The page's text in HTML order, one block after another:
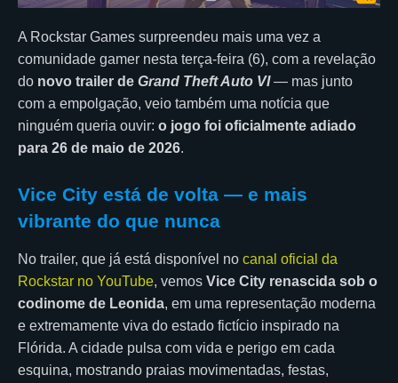
A Rockstar Games surpreendeu mais uma vez a
comunidade gamer nesta terça-feira (6), com a revelação
do novo trailer de Grand Theft Auto VI— mas junto
com a empolgação, veio também uma notícia que
ninguém queria ouvir: o jogo foi oficialmente adiado
para 26 de maio de 2026.
Vice City está de volta — e mais
vibrante do que nunca
No trailer, que já está disponível no canal oficial da
Rockstar no YouTube, vemos Vice City renascida sob o
codinome de Leonida, em uma representação moderna
e extremamente viva do estado fictício inspirado na
Flórida. A cidade pulsa com vida e perigo em cada
esquina, mostrando praias movimentadas, festas,